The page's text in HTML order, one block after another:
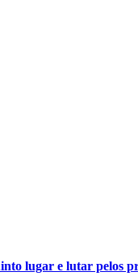
lugar e lutar pelos